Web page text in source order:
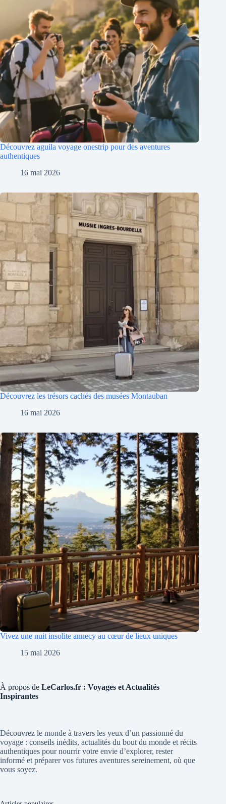
Découvrez aguila voyage onestrip pour des aventures
authentiques
16 mai 2026
Découvrez les trésors cachés des musées Montauban
16 mai 2026
Vivez une nuit insolite annecy au cœur de lieux uniques
15 mai 2026
À propos de LeCarlos.fr : Voyages et Actualités
Inspirantes
Découvrez le monde à travers les yeux d’un passionné du
voyage : conseils inédits, actualités du bout du monde et récits
authentiques pour nourrir votre envie d’explorer, rester
informé et préparer vos futures aventures sereinement, où que
vous soyez.